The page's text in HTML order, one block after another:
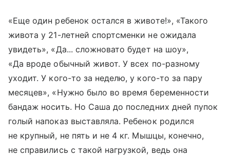
«Еще один ребенок остался в животе!», «Такого
живота у 21-летней спортсменки не ожидала
увидеть», «Да... сложновато будет на шоу»,
«Да вроде обычный живот. У всех по-разному
уходит. У кого-то за неделю, у кого-то за пару
месяцев», «Нужно было во время беременности
бандаж носить. Но Саша до последних дней пупок
голый напоказ выставляла. Ребенок родился
не крупный, не пять и не 4 кг. Мышцы, конечно,
не справились с такой нагрузкой, ведь она